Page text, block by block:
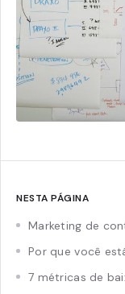
NESTA PÁGINA
Marketing de
Por que você
7 métricas de